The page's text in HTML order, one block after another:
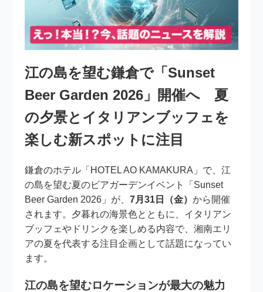
江の島を望む鎌倉で「Sunset
Beer Garden 2026」開催へ 夏
の夕景とイタリアンブッフェを
楽しむ新スポットに注目
鎌倉のホテル「HOTEL AO KAMAKURA」で、江
の島を望む夏のビアガーデンイベント「Sunset
Beer Garden 2026」が、7月31日（金）から開催
されます。夕暮れの海景色とともに、イタリアン
ブッフェやドリンクを楽しめる内容で、湘南エリ
アの夏を代表する注目企画として話題になってい
ます。
江の島を望むロケーションが最大の魅力